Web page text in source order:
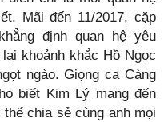
Mãi đến 11/2017, cặp
định quan hệ yêu
khoảnh khắc Hồ Ngọc
ngào. Giọng ca Càng
biết Kim Lý mang đến
chia sẻ cùng anh mọi